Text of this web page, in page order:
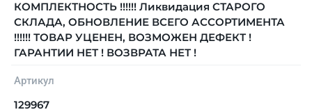
КОМПЛЕКТНОСТЬ !!!!!! Ликвидация СТАРОГО
СКЛАДА, ОБНОВЛЕНИЕ ВСЕГО АССОРТИМЕНТА
!!!!!! ТОВАР УЦЕНЕН, ВОЗМОЖЕН ДЕФЕКТ !
ГАРАНТИИ НЕТ ! ВОЗВРАТА НЕТ !
Артикул
129967